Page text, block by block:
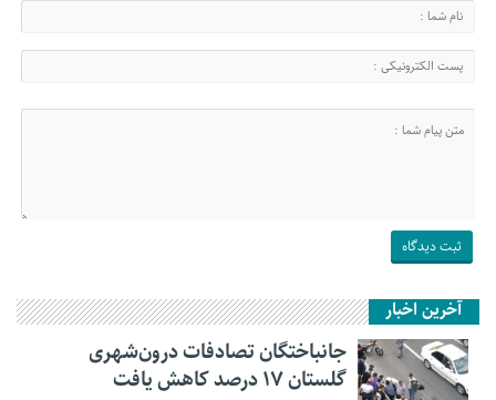
آخرین اخبار
جانباختگان تصادفات درون‌شهری
گلستان ۱۷ درصد کاهش یافت